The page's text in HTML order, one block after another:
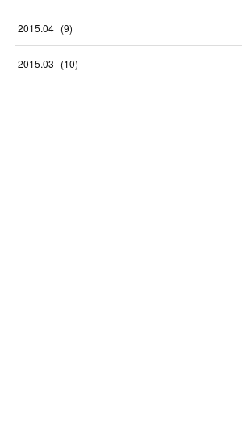
2015.04 (9)
2015.03 (10)